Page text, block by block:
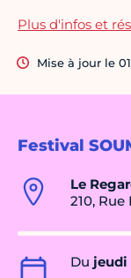
Festival
Le
210,
Du jeudi
Plus d'infos et
Mise à jour le